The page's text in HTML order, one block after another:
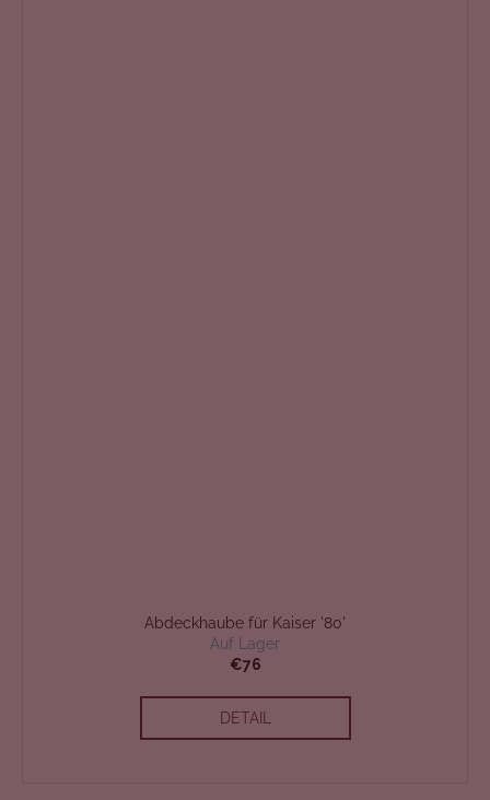
Abdeckhaube für Kaiser '80'
Auf Lager
€76
DETAIL